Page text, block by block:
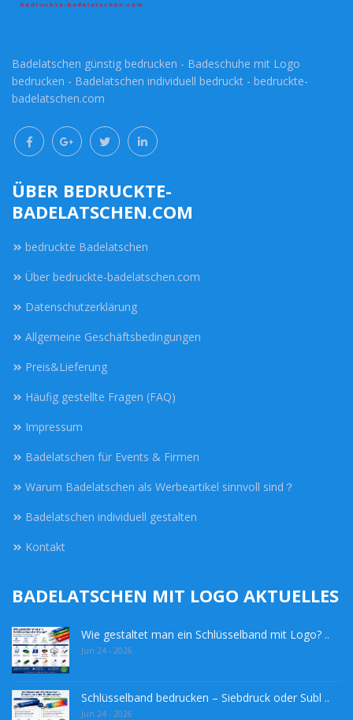
Badelatschen günstig bedrucken - Badeschuhe mit Logo
bedrucken - Badelatschen individuell bedruckt - bedruckte-
badelatschen.com
ÜBER BEDRUCKTE-
BADELATSCHEN.COM
bedruckte Badelatschen
Über bedruckte-badelatschen.com
Datenschutzerklärung
Allgemeine Geschäftsbedingungen
Preis&Lieferung
Häufig gestellte Fragen (FAQ)
Impressum
Badelatschen für Events & Firmen
Warum Badelatschen als Werbeartikel sinnvoll sind？
Badelatschen individuell gestalten
Kontakt
BADELATSCHEN MIT LOGO AKTUELLES
Wie gestaltet man ein Schlüsselband mit Logo? ..
Jun 24 - 2026
Schlüsselband bedrucken – Siebdruck oder Subl ..
Jun 24 - 2026